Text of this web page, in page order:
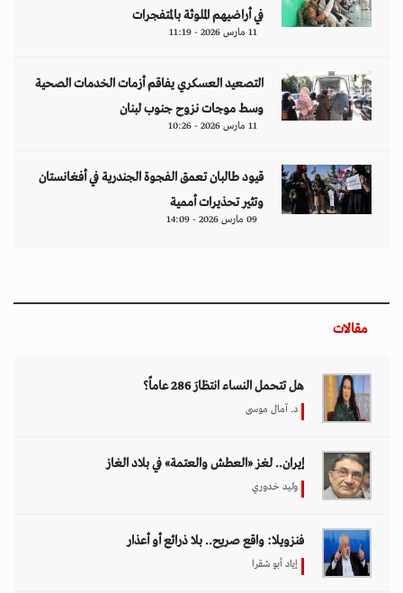
في أراضيهم الملوثة بالمتفجرات
11 مارس 2026 - 11:19
التصعيد العسكري يفاقم أزمات الخدمات الصحية
وسط موجات نزوح جنوب لبنان
11 مارس 2026 - 10:26
قيود طالبان تعمق الفجوة الجندرية في أفغانستان
وتثير تحذيرات أممية
09 مارس 2026 - 14:09
مقالات
هل تتحمل النساء انتظارَ 286 عاماً؟
د. آمال موسى
إيران.. لغز «العطش والعتمة» في بلاد الغاز
وليد خدوري
فنزويلا: واقع صريح.. بلا ذرائع أو أعذار
إياد أبو شقرا